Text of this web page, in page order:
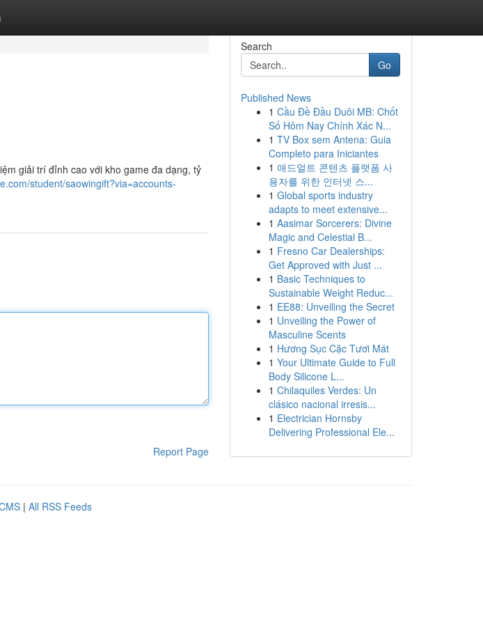
giải trí đỉnh cao với kho game đa dạng, tỷ
student/saowingift?via=accounts-
Report Page
Search
Go
Published News
1 Cầu Đề Đầu Duôi MB: Chốt
Số Hôm Nay Chính Xác N...
1 TV Box sem Antena: Guia
Completo para Iniciantes
1 애드얼트 콘텐츠 플랫폼 사
용자를 위한 인터넷 스...
1 Global sports industry
adapts to meet extensive...
1 Aasimar Sorcerers: Divine
Magic and Celestial B...
1 Fresno Car Dealerships:
Get Approved with Just ...
1 Basic Techniques to
Sustainable Weight Reduc...
1 EE88: Unveiling the Secret
1 Unveiling the Power of
Masculine Scents
1 Hương Sục Cặc Tươi Mát
1 Your Ultimate Guide to Full
Body Silicone L...
1 Chilaquiles Verdes: Un
clásico nacional irresis...
1 Electrician Hornsby
Delivering Professional Ele...
| All RSS Feeds